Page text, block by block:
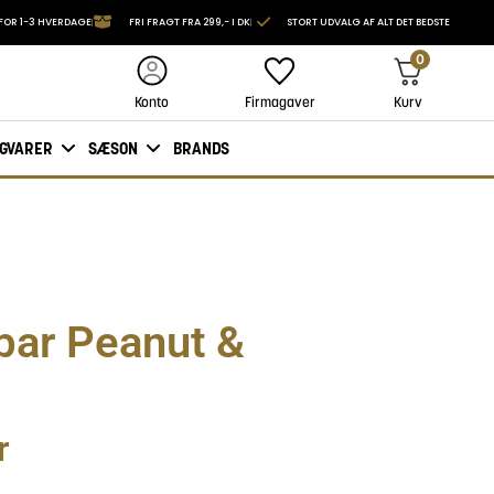
1-3 HVERDAGE FRI FRAGT FRA 299,- I DK STORT UDVALG AF ALT DET BEDSTE
Konto Firmagaver
0
Kurv
SÆSON BRANDS
Peanut &